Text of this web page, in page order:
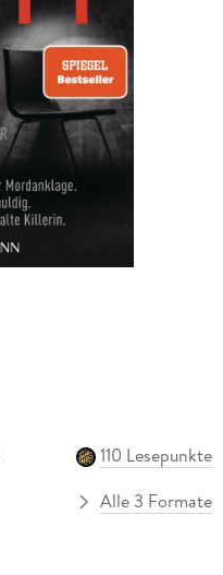
110 Lesepunkte
Alle 3 Formate